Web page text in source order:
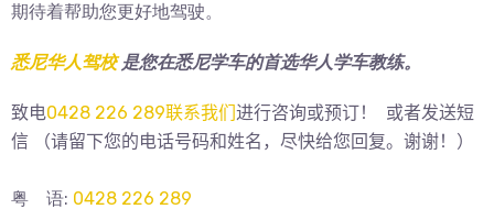
期待着帮助您更好地驾驶。
悉尼华人驾校是您在悉尼学车的首选华人学车教练。
致电0428 226 289联系我们进行咨询或预订！ 或者发送短
信 （请留下您的电话号码和姓名，尽快给您回复。谢谢！）
粤 语: 0428 226 289